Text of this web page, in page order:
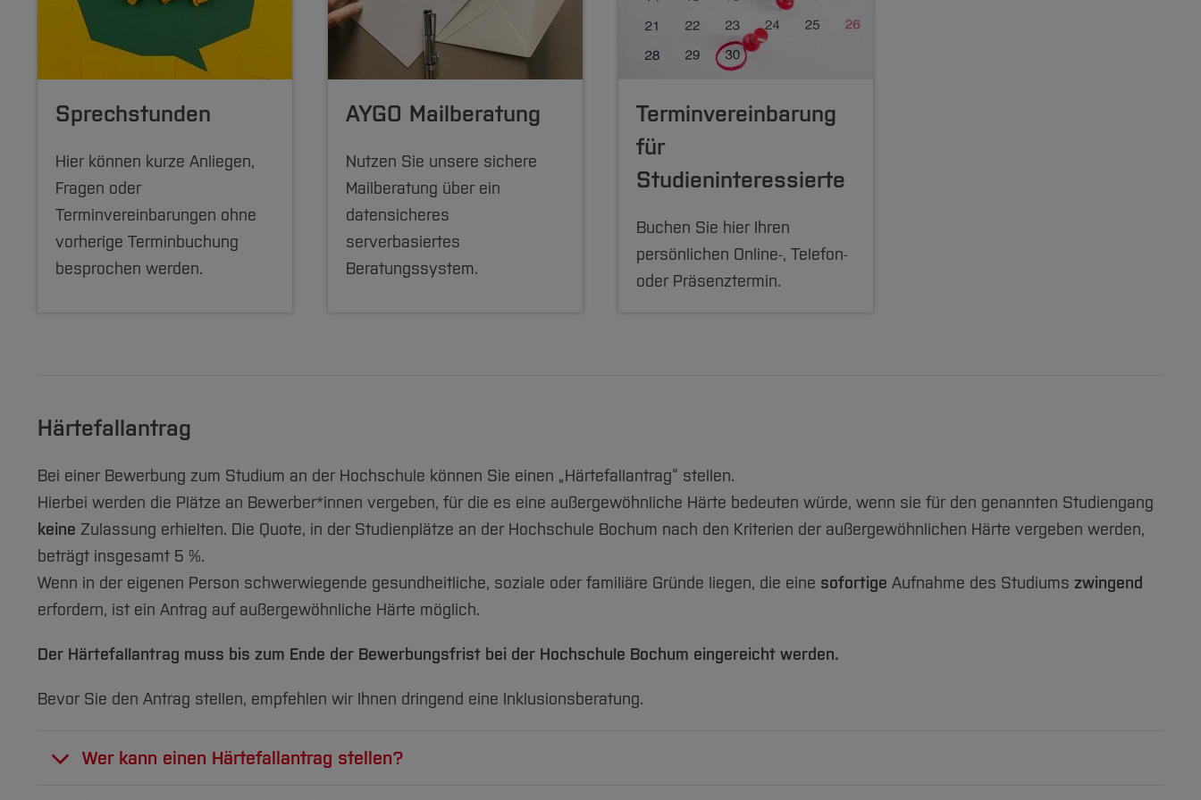
Sprechstunden
Hier können kurze Anliegen,
Fragen oder
Terminvereinbarungen ohne
vorherige Terminbuchung
besprochen werden.
AYGO Mailberatung
Nutzen Sie unsere sichere
Mailberatung über ein
datensicheres
serverbasiertes
Beratungssystem.
Terminvereinbarung
für
Studieninteressierte
Buchen Sie hier Ihren
persönlichen Online-, Telefon-
oder Präsenztermin.
Härtefallantrag
Bei einer Bewerbung zum Studium an der Hochschule können Sie einen „Härtefallantrag“ stellen.
Hierbei werden die Plätze an Bewerber*innen vergeben, für die es eine außergewöhnliche Härte bedeuten würde, wenn sie für den genannten Studiengang
keine Zulassung erhielten. Die Quote, in der Studienplätze an der Hochschule Bochum nach den Kriterien der außergewöhnlichen Härte vergeben werden,
beträgt insgesamt 5 %.
Wenn in der eigenen Person schwerwiegende gesundheitliche, soziale oder familiäre Gründe liegen, die eine sofortige Aufnahme des Studiums zwingend
erfordern, ist ein Antrag auf außergewöhnliche Härte möglich.
Der Härtefallantrag muss bis zum Ende der Bewerbungsfrist bei der Hochschule Bochum eingereicht werden.
Bevor Sie den Antrag stellen, empfehlen wir Ihnen dringend eine Inklusionsberatung.
Wer kann einen Härtefallantrag stellen?